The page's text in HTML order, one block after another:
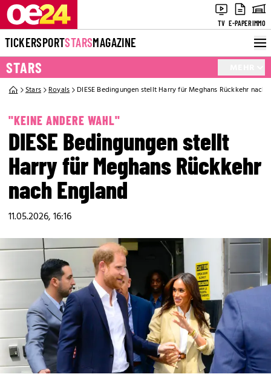
TV E-PAPERIMMO
TICKERSPORTSTARSMAGAZINE
STARS
Stars Royals DIESE Bedingungen stellt Harry für Meghans Rückkehr nach
"KEINE ANDERE WAHL"
DIESE Bedingungen stellt
Harry für Meghans Rückkehr
nach England
11.05.2026, 16:16